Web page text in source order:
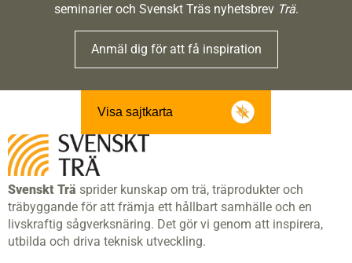
seminarier och Svenskt Träs nyhetsbrev Trä.
Anmäl dig för att få inspiration
Visa sajtkarta
Svenskt Trä sprider kunskap om trä, träprodukter och
träbyggande för att främja ett hållbart samhälle och en
livskraftig sågverksnäring. Det gör vi genom att inspirera,
utbilda och driva teknisk utveckling.